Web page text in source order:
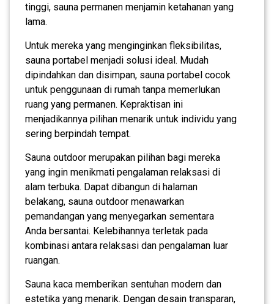
tinggi, sauna permanen menjamin ketahanan yang
lama.
Untuk mereka yang menginginkan fleksibilitas,
sauna portabel menjadi solusi ideal. Mudah
dipindahkan dan disimpan, sauna portabel cocok
untuk penggunaan di rumah tanpa memerlukan
ruang yang permanen. Kepraktisan ini
menjadikannya pilihan menarik untuk individu yang
sering berpindah tempat.
Sauna outdoor merupakan pilihan bagi mereka
yang ingin menikmati pengalaman relaksasi di
alam terbuka. Dapat dibangun di halaman
belakang, sauna outdoor menawarkan
pemandangan yang menyegarkan sementara
Anda bersantai. Kelebihannya terletak pada
kombinasi antara relaksasi dan pengalaman luar
ruangan.
Sauna kaca memberikan sentuhan modern dan
estetika yang menarik. Dengan desain transparan,